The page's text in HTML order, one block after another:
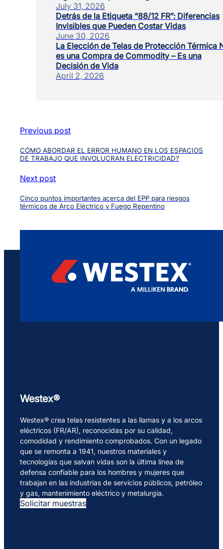
July 31, 2026
Detrás de la Etiqueta “88/12 FR”: Diferencias
Invisibles que Pueden Costar Vidas
June 30, 2026
La Elección de Telas de Protección Térmica
es una Compra de Commodity – Es una
Decisión de Vida
April 2, 2026
Previous post
CÓMO ABORDAR EL ERROR HUMANO EN LOS ESPACIOS
DE TRABAJO QUE INVOLUCRAN ELECTRICIDAD?
Next post
Cinco puntos importantes acerca del EPP para riesgos
térmicos de Arco Eléctrico y Fuego Repentino
Westex®
Westex® crea telas resistentes a las llamas y a los arcos
eléctricos (FR/AR), reconocidas por su calidad,
comodidad y rendimiento comprobados. Con un legado
que se remonta a 1941, nuestros materiales y
tecnologías que salvan vidas son la última línea de
defensa confiable para los hombres y mujeres que
trabajan en las industrias de servicios públicos, petróleo
y gas, mantenimiento eléctrico y metalurgia.
Solicitar muestras